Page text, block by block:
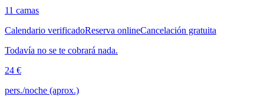
11 camas
Calendario verificadoReserva onlineCancelación gratuita
Todavía no se te cobrará nada.
24 €
pers./noche (aprox.)